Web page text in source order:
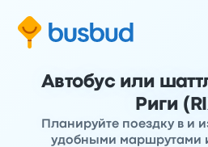
Автобус или
Риги
Планируйте поездку в и
удобными маршрутами